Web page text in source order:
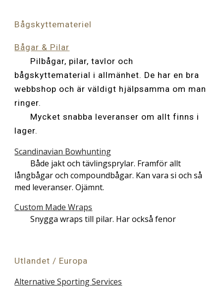
Bågskyttemateriel
Bågar & Pilar
Pilbågar, pilar, tavlor och
bågskyttematerial i allmänhet. De har en bra
webbshop och är väldigt hjälpsamma om man
ringer.
Mycket snabba leveranser om allt finns i
lager.
Scandinavian Bowhunting
Både jakt och tävlingsprylar. Framför allt
långbågar och compoundbågar. Kan vara si och så
med leveranser. Ojämnt.
Custom Made Wraps
Snygga wraps till pilar. Har också fenor
Utlandet / Europa
Alternative Sporting Services